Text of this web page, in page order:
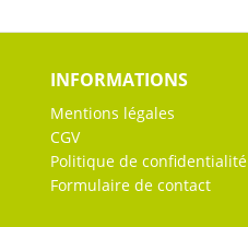
INFORMATIONS
Mentions légales
CGV
Politique de confidentialité
Formulaire de contact